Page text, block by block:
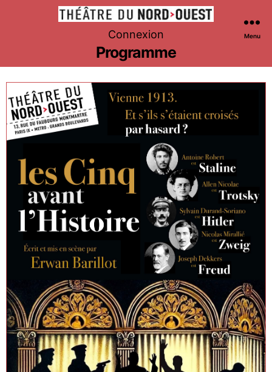
Théâtre
du
Nord-
Ouest
Connexion Menu
Programme